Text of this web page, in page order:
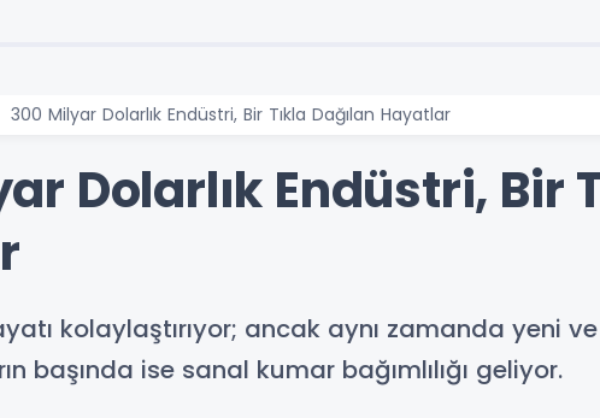
300 Milyar Dolarlık Endüstri, Bir Tıkla Dağılan Hayatlar
Dolarlık Endüstri, Bir
kolaylaştırıyor; ancak aynı zamanda yeni
başında ise sanal kumar bağımlılığı geliyor.